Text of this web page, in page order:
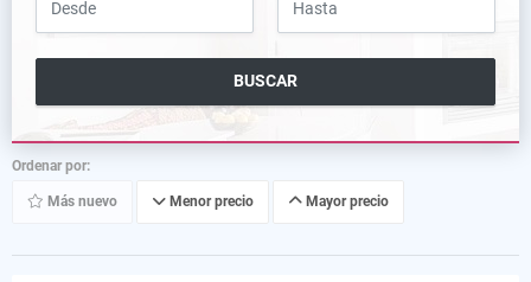
BUSCAR
Ordenar por:
Más nuevo Menor precio Mayor precio